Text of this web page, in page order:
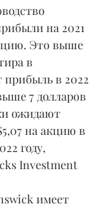
на 2021
Это выше
в
прибыль в 2022
7 долларов
ожидают
на акцию в
году,
Investment
имеет